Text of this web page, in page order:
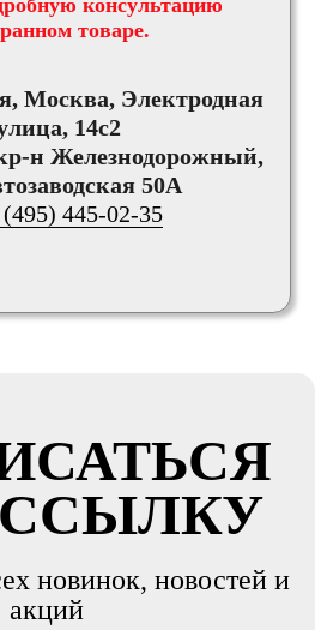
консультацию
товаре.
Москва, Электродная
14с2
н Железнодорожный,
50А
(495) 445-02-35
новинок, новостей и
акций